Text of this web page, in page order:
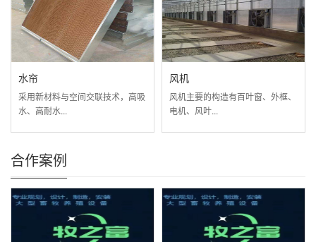
水帘
采用新材料与空间交联技术，高吸
水、高耐水...
风机
风机主要的构造有百叶窗、外框、
电机、风叶...
合作案例